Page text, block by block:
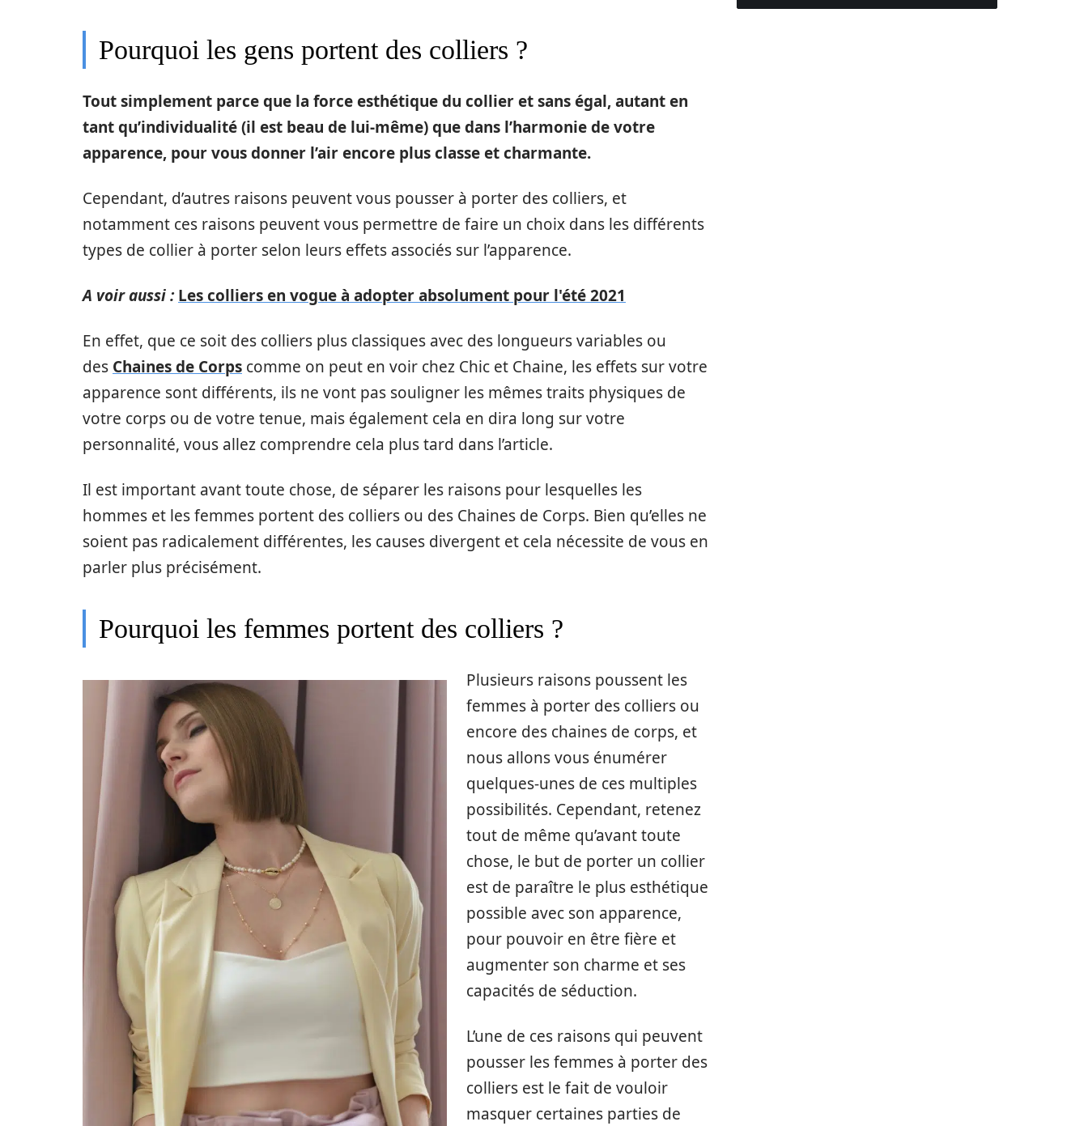
Pourquoi les gens portent des colliers ?
Tout simplement parce que la force esthétique du collier et sans égal, autant en
tant qu’individualité (il est beau de lui-même) que dans l’harmonie de votre
apparence, pour vous donner l’air encore plus classe et charmante.
Cependant, d’autres raisons peuvent vous pousser à porter des colliers, et
notamment ces raisons peuvent vous permettre de faire un choix dans les différents
types de collier à porter selon leurs effets associés sur l’apparence.
A voir aussi : Les colliers en vogue à adopter absolument pour l'été 2021
En effet, que ce soit des colliers plus classiques avec des longueurs variables ou
des Chaines de Corps comme on peut en voir chez Chic et Chaine, les effets sur votre
apparence sont différents, ils ne vont pas souligner les mêmes traits physiques de
votre corps ou de votre tenue, mais également cela en dira long sur votre
personnalité, vous allez comprendre cela plus tard dans l’article.
Il est important avant toute chose, de séparer les raisons pour lesquelles les
hommes et les femmes portent des colliers ou des Chaines de Corps. Bien qu’elles ne
soient pas radicalement différentes, les causes divergent et cela nécessite de vous en
parler plus précisément.
Pourquoi les femmes portent des colliers ?
Plusieurs raisons poussent les
femmes à porter des colliers ou
encore des chaines de corps, et
nous allons vous énumérer
quelques-unes de ces multiples
possibilités. Cependant, retenez
tout de même qu’avant toute
chose, le but de porter un collier
est de paraître le plus esthétique
possible avec son apparence,
pour pouvoir en être fière et
augmenter son charme et ses
capacités de séduction.
L’une de ces raisons qui peuvent
pousser les femmes à porter des
colliers est le fait de vouloir
masquer certaines parties de